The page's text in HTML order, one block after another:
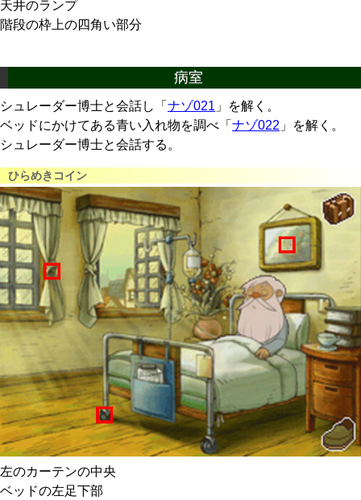
天井のランプ
階段の枠上の四角い部分
病室
シュレーダー博士と会話し「 ナゾ021 」を解く。
ベッドにかけてある青い入れ物を調べ「 ナゾ022 」を解く。
シュレーダー博士と会話する。
ひらめきコイン
左のカーテンの中央
ベッドの左足下部